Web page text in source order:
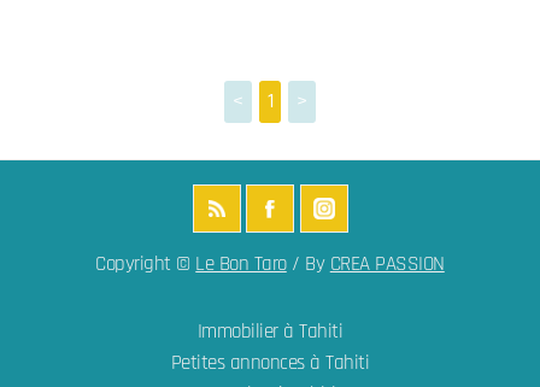
< 1 >
Copyright ©Le Bon Taro/ ByCREA PASSION
Immobilier à Tahiti
Petites annonces à Tahiti